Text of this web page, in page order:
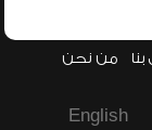
من نحن
English